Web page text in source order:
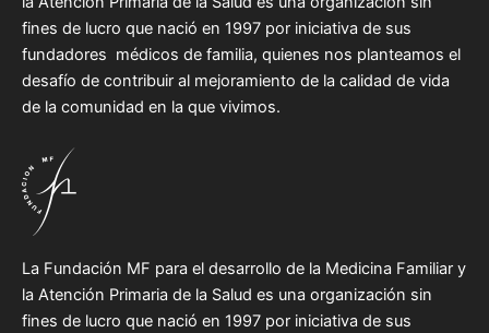
fines de lucro que nació en 1997 por iniciativa de sus
fundadores médicos de familia, quienes nos planteamos el
desafío de contribuir al mejoramiento de la calidad de vida
de la comunidad en la que vivimos.
La Fundación MF para el desarrollo de la Medicina Familiar y
la Atención Primaria de la Salud es una organización sin
fines de lucro que nació en 1997 por iniciativa de sus